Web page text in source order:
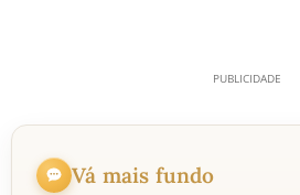
Vá mais fundo